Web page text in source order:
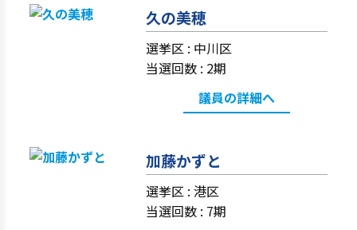
久の美穂
選挙区 : 中川区
当選回数 : 2期
議員の詳細へ
加藤かずと
選挙区 : 港区
当選回数 : 7期